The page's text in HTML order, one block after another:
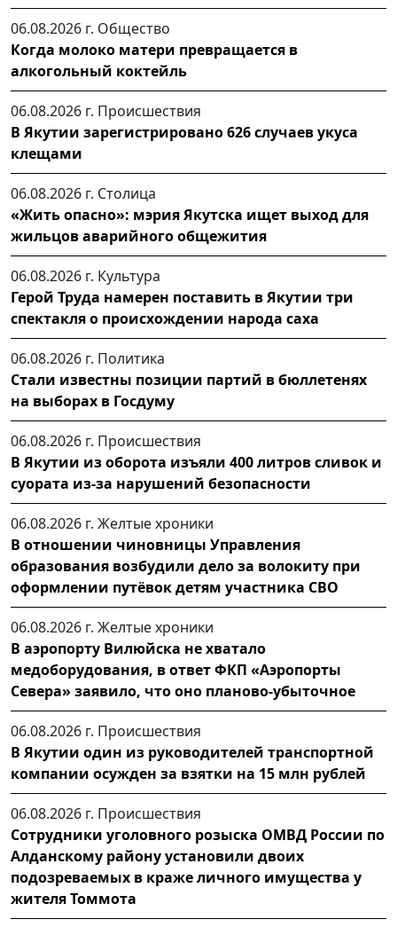
06.08.2026 г. Общество
Когда молоко матери превращается в
алкогольный коктейль
06.08.2026 г. Происшествия
В Якутии зарегистрировано 626 случаев укуса
клещами
06.08.2026 г. Столица
«Жить опасно»: мэрия Якутска ищет выход для
жильцов аварийного общежития
06.08.2026 г. Культура
Герой Труда намерен поставить в Якутии три
спектакля о происхождении народа саха
06.08.2026 г. Политика
Стали известны позиции партий в бюллетенях
на выборах в Госдуму
06.08.2026 г. Происшествия
В Якутии из оборота изъяли 400 литров сливок и
суората из-за нарушений безопасности
06.08.2026 г. Желтые хроники
В отношении чиновницы Управления
образования возбудили дело за волокиту при
оформлении путёвок детям участника СВО
06.08.2026 г. Желтые хроники
В аэропорту Вилюйска не хватало
медоборудования, в ответ ФКП «Аэропорты
Севера» заявило, что оно планово-убыточное
06.08.2026 г. Происшествия
В Якутии один из руководителей транспортной
компании осужден за взятки на 15 млн рублей
06.08.2026 г. Происшествия
Сотрудники уголовного розыска ОМВД России по
Алданскому району установили двоих
подозреваемых в краже личного имущества у
жителя Томмота